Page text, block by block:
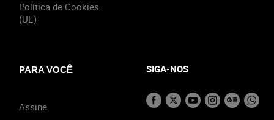
Política de Cookies
(UE)
PARA VOCÊ
Assine
SIGA-NOS